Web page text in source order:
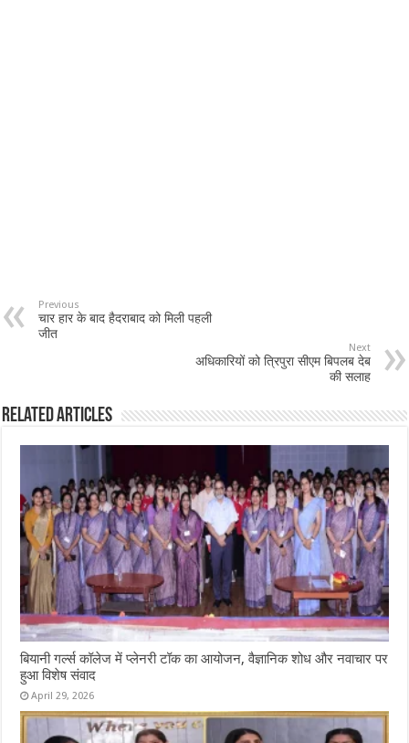
Previous
चार हार के बाद हैदराबाद को मिली पहली
जीत
Next
अधिकारियों को त्रिपुरा सीएम बिपलब देब
की सलाह
Related Articles
बियानी गर्ल्स कॉलेज में प्लेनरी टॉक का आयोजन, वैज्ञानिक शोध और नवाचार पर
हुआ विशेष संवाद
April 29, 2026